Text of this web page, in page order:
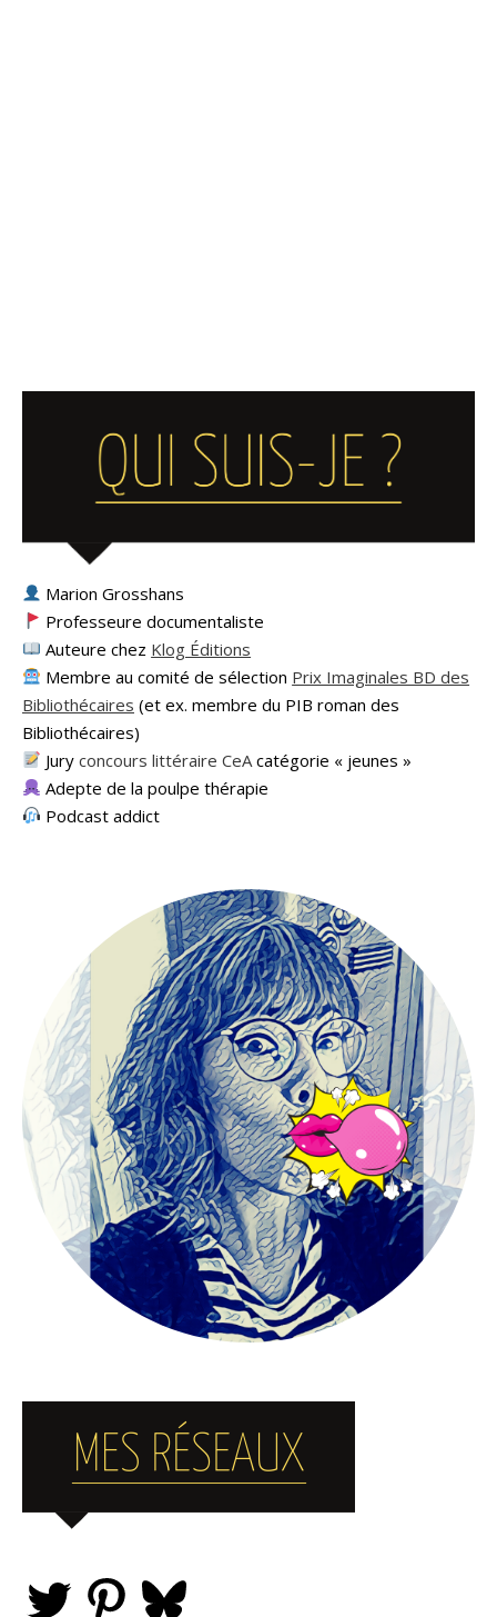
Marion Grosshans
Professeure documentaliste
Auteure chez Klog Éditions
Membre au comité de sélection Prix Imaginales BD des
Bibliothécaires (et ex. membre du PIB roman des
Bibliothécaires)
Juryconcours littéraire CeA catégorie « jeunes »
Adepte de la poulpe thérapie
Podcast addict